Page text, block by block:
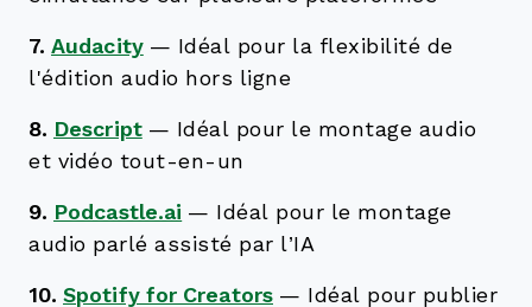
7. Audacity — Idéal pour la flexibilité de
l'édition audio hors ligne
8. Descript — Idéal pour le montage audio
et vidéo tout-en-un
9. Podcastle.ai — Idéal pour le montage
audio parlé assisté par l’IA
10. Spotify for Creators — Idéal pour publier